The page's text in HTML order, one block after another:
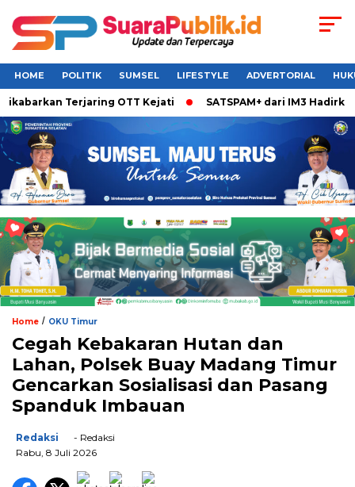
HOME POLITIK SUMSEL LIFESTYLE ADVERTORIAL
Terjaring OTT Kejati SATSPAM+ dari IM3
Home / OKU Timur
Cegah Kebakaran Hutan dan
Lahan, Polsek Buay Madang Timur
Gencarkan Sosialisasi dan Pasang
Spanduk Imbauan
Redaksi
- Redaksi
Rabu, 8 Juli 2026